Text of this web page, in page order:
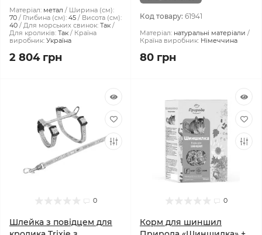
Матеріал: метал
Ширина (см):
70
Глибина (см): 45
Висота (см):
40
Для морських свинок: Так
Для кроликів: Так
Країна
виробник: Україна
2 804 грн
Код товару: 61941
Матеріал: натуральні матеріали
Країна виробник: Німеччина
80 грн
0
Шлейка з повідцем для
0
Корм для шиншил